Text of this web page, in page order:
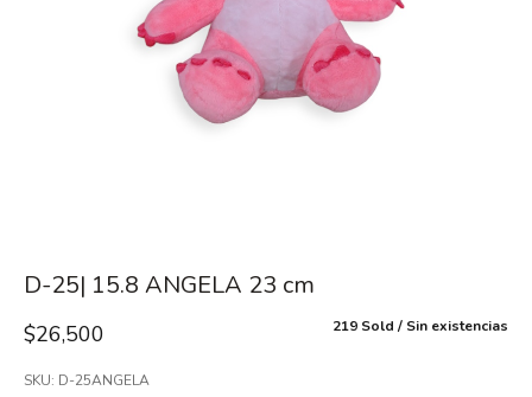
D-25| 15.8 ANGELA 23 cm
219 Sold Sin existencias
$26,500
SKU: D-25ANGELA